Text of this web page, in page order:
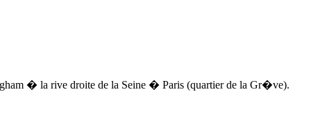
� la rive droite de la Seine � Paris (quartier de la Gr�ve).